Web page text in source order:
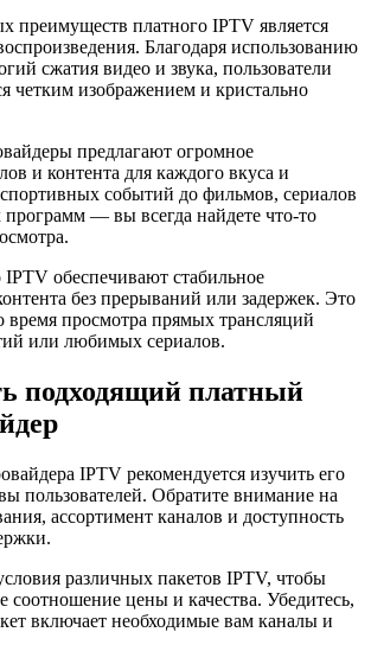
преимуществ платного IPTV является
Благодаря использованию
сжатия видео и звука, пользователи
четким изображением и кристально
предлагают огромное
и контента для каждого вкуса и
событий до фильмов, сериалов
— вы всегда найдете что-то
обеспечивают стабильное
без прерываний или задержек. Это
время просмотра прямых трансляций
или любимых сериалов.
подходящий платный
IPTV рекомендуется изучить его
пользователей. Обратите внимание на
ассортимент каналов и доступность
различных пакетов IPTV, чтобы
соотношение цены и качества. Убедитесь,
включает необходимые вам каналы и